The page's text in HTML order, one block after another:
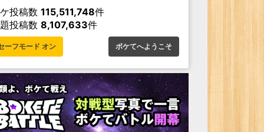
投稿数 115,511,748件
投稿数 8,107,633件
ーフモード オン ボケてへようこそ